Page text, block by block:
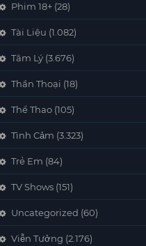
Phim 18+ (28)
Tài Liệu (1.082)
Tâm Lý (3.676)
Thần Thoại (18)
Thể Thao (105)
Tình Cảm (3.323)
Trẻ Em (84)
TV Shows (151)
Uncategorized (60)
Viễn Tưởng (2.176)